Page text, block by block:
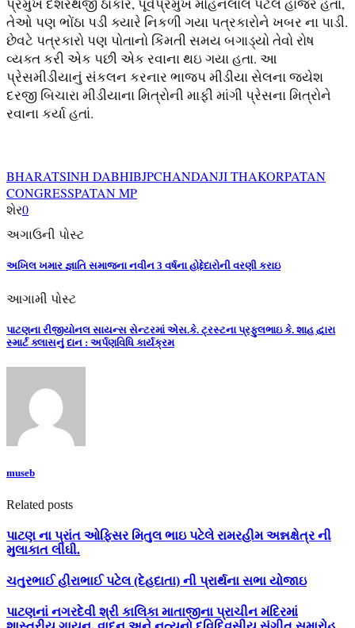
તેઓ પણ ભોંઠા પડી ક્યારે નિકળી ગયા પત્રકારોને ખબર ના પાડી.
છેવટે પત્રકારો પણ પોતાનો કિંમતી સમય બગાડ્યો તેવો રોષ
વ્યક્ત કરી એક પછી એક રવાના થઇ ગયા હતા. આ
પ્રેસમીડીયાનું સંકલન કરનાર ભાજપ મીડીયા સેલના જયેશ
દરજી બિચારા મીડીયાના મિત્રોની માફી માંગી પ્રેસના મિત્રોને
રવાના કર્યા હતાં.
BHARATSINH DABHIBJPCHANDANJI THAKORPATAN
CONGRESSPATAN MP
શેર0
અગાઉની પોસ્ટ
અખિલ ખમાર જ્ઞાતિ સમાજના નવીન 3 વર્ષના હોદ્દેદારોની વરણી કરાઇ
આગામી પોસ્ટ
પાટણના રીજીયોનલ સાયન્સ સેન્ટરમાં એસ.કે. ટ્રસ્ટના પ્રફુલભાઇ કે. શાહ દ્વારા
સ્માર્ટ ક્લાસનું દાન : અર્પણવિધિ કાર્યક્રમ
museb
Related posts
પાટણ ના પ્રાંત ઓફિસર મિતુલ ભાઇ પટેલે રામરહીમ અન્નક્ષેત્ર ની
મુલાકાત લીઘી.
ચતુરભાઈ હીરાભાઈ પટેલ (દેહદાતા) ની પ્રાર્થના સભા યોજાઇ
પાટણનાં નગરદેવી શ્રી કાલિકા માતાજીના પ્રાચીન મંદિરમાં